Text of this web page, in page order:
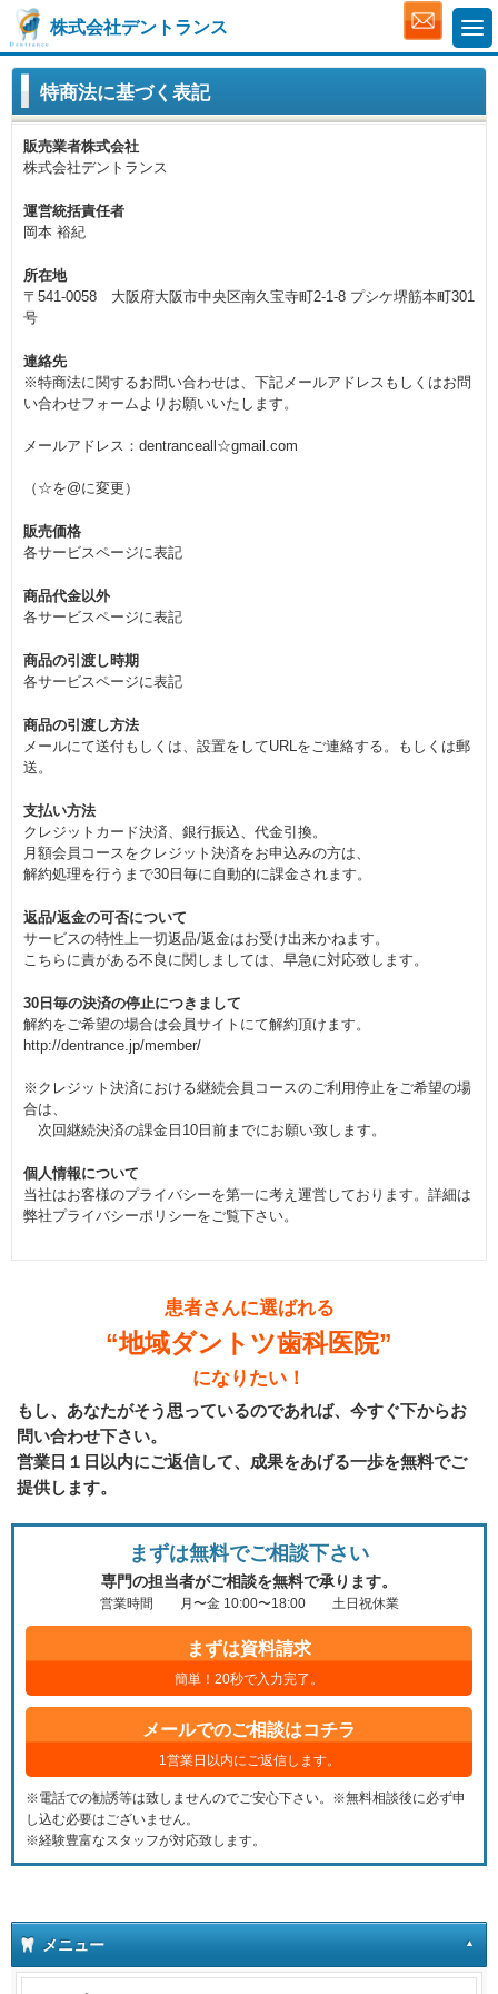
株式会社デントランス
特商法に基づく表記
販売業者株式会社
株式会社デントランス
運営統括責任者
岡本 裕紀
所在地
〒541-0058 大阪府大阪市中央区南久宝寺町2-1-8 プシケ堺筋本町301
号
連絡先
※特商法に関するお問い合わせは、下記メールアドレスもしくはお問
い合わせフォームよりお願いいたします。
メールアドレス：dentranceall☆gmail.com
（☆を@に変更）
販売価格
各サービスページに表記
商品代金以外
各サービスページに表記
商品の引渡し時期
各サービスページに表記
商品の引渡し方法
メールにて送付もしくは、設置をしてURLをご連絡する。もしくは郵
送。
支払い方法
クレジットカード決済、銀行振込、代金引換。
月額会員コースをクレジット決済をお申込みの方は、
解約処理を行うまで30日毎に自動的に課金されます。
返品/返金の可否について
サービスの特性上一切返品/返金はお受け出来かねます。
こちらに責がある不良に関しましては、早急に対応致します。
30日毎の決済の停止につきまして
解約をご希望の場合は会員サイトにて解約頂けます。
http://dentrance.jp/member/
※クレジット決済における継続会員コースのご利用停止をご希望の場
合は、
次回継続決済の課金日10日前までにお願い致します。
個人情報について
当社はお客様のプライバシーを第一に考え運営しております。詳細は
弊社プライバシーポリシーをご覧下さい。
患者さんに選ばれる
“地域ダントツ歯科医院”
になりたい！
もし、あなたがそう思っているのであれば、今すぐ下からお
問い合わせ下さい。
営業日１日以内にご返信して、成果をあげる一歩を無料でご
提供します。
まずは無料でご相談下さい
専門の担当者がご相談を無料で承ります。
営業時間 月〜金 10:00〜18:00 土日祝休業
まずは資料請求
簡単！20秒で入力完了。
メールでのご相談はコチラ
1営業日以内にご返信します。
※電話での勧誘等は致しませんのでご安心下さい。※無料相談後に必ず申
し込む必要はございません。
※経験豊富なスタッフが対応致します。
メニュー